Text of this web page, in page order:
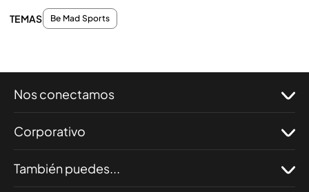
TEMAS Be Mad Sports
Nos conectamos
Corporativo
También puedes...